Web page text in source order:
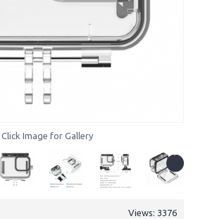
Click Image for Gallery
Views: 3376